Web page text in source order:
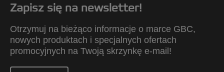
Zapisz się na newsletter!
Otrzymuj na bieżąco informacje o marce GBC,
nowych produktach i specjalnych ofertach
promocyjnych na Twoją skrzynkę e-mail!